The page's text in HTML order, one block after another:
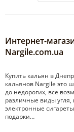
Интернет-
Nargile.com.ua
Купить кальян в
кальянов Nargile это
до недорогих, все
различные виды угля,
электронные
подарки…